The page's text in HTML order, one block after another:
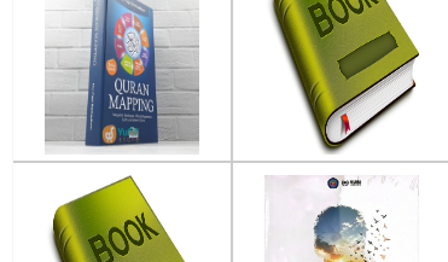
Penerbit :Noura books
Th.Terbit :2013
Penerbit :Azyan mitra media
Th.Terbit :2026
Ayo Melesat ke Surga!
Penulis :Kholid Abu Syadi
Penerbit :WIP
Promosi Kesehatan
Pendidikan Kesehatan
Penulis :Induniasih